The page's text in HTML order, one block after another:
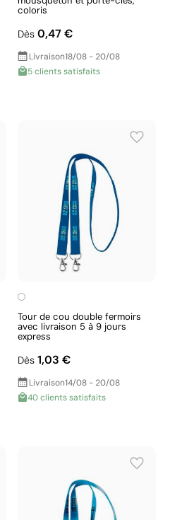
coloris
Dès 0,47 €
Livraison18/08 - 20/08
5 clients satisfaits
Tour de cou double fermoirs
avec livraison 5 à 9 jours
express
Dès 1,03 €
Livraison14/08 - 20/08
40 clients satisfaits